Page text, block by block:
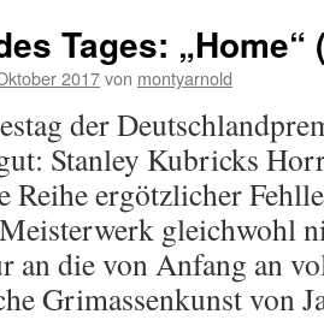
Tages:
2017von montyarnold
der
Stanley Kubricks
Reihe ergötzlicher
gleichwohl
an die von Anfang an
Grimassenkunst von